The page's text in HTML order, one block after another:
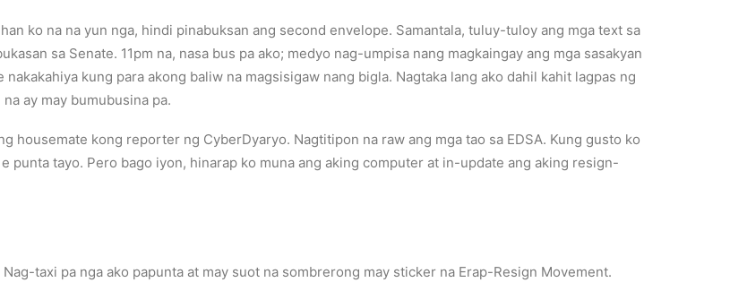
ko na na yun nga, hindi pinabuksan ang second envelope. Samantala, tuluy-tuloy ang mga text sa
sa Senate. 11pm na, nasa bus pa ako; medyo nag-umpisa nang magkaingay ang mga sasakyan
kung para akong baliw na magsisigaw nang bigla. Nagtaka lang ako dahil kahit lagpas ng
ay may bumubusina pa.
housemate kong reporter ng CyberDyaryo. Nagtitipon na raw ang mga tao sa EDSA. Kung gusto ko
punta tayo. Pero bago iyon, hinarap ko muna ang aking computer at in-update ang aking resign-
taxi pa nga ako papunta at may suot na sombrerong may sticker na Erap-Resign Movement.